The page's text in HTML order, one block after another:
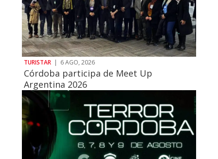
TURISTAR | 6 AGO, 2026
Córdoba participa de Meet Up
Argentina 2026